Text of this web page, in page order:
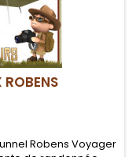
ROBENS
Robens Voyager